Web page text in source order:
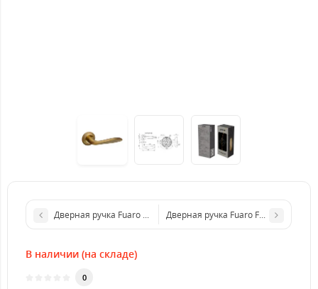
Дверная ручка Fuaro OPERA RM SN/CP-3 Матовый Никель/Хром
Дверная ручка Fuaro FANTASIA
В наличии (на складе)
0